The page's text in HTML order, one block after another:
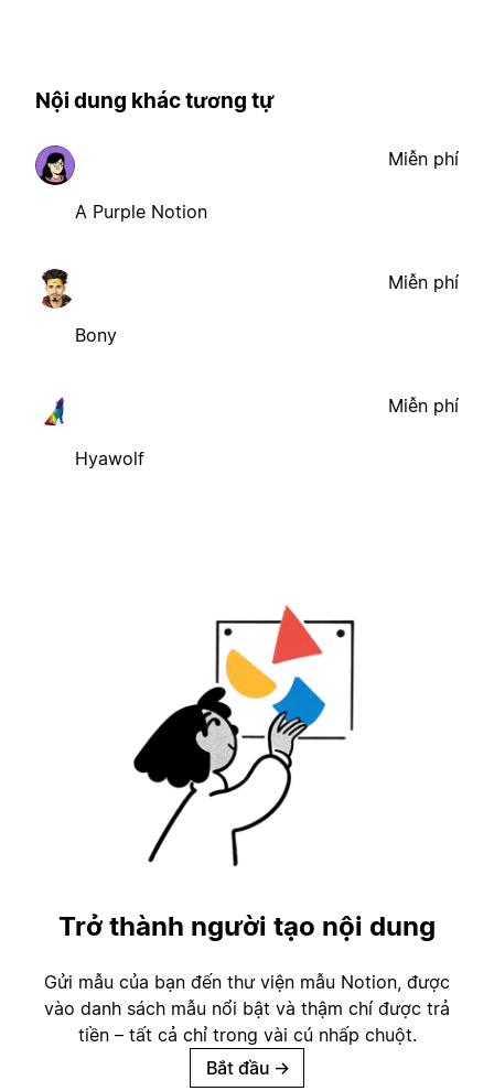
Nội dung khác tương tự
A Purple Notion
Miễn phí
Bony
Miễn phí
Hyawolf
Miễn phí
Trở thành người tạo nội dung
Gửi mẫu của bạn đến thư viện mẫu Notion, được
vào danh sách mẫu nổi bật và thậm chí được trả
tiền – tất cả chỉ trong vài cú nhấp chuột.
Bắt đầu →